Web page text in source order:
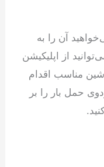
آن را به
از اپلیکیشن
مناسب اقدام
حمل بار را بر